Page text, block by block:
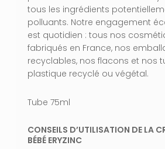
VOTRE PANIER
tous les ingrédients
polluants. Notre engagement
est quotidien : tous nos
fabriqués en France, nos
recyclables, nos flacons et nos
plastique recyclé ou végétal.
Tube 75ml
CONSEILS D’UTILISATION DE LA
BÉBÉ ERYZINC